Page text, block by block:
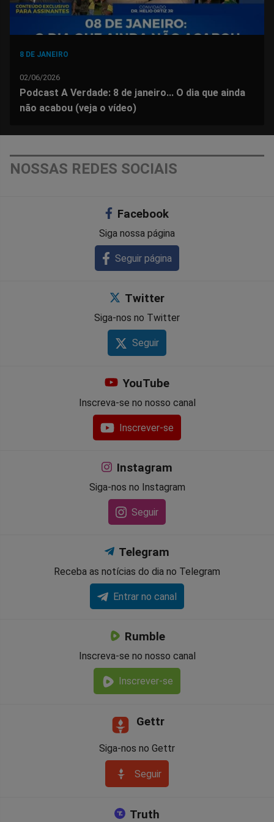
8 DE JANEIRO
02/06/2026
Podcast A Verdade: 8 de janeiro... O dia que ainda
não acabou (veja o vídeo)
NOSSAS REDES SOCIAIS
Facebook
Siga nossa página
Seguir página
Twitter
Siga-nos no Twitter
Seguir
YouTube
Inscreva-se no nosso canal
Inscrever-se
Instagram
Siga-nos no Instagram
Seguir
Telegram
Receba as notícias do dia no Telegram
Entrar no canal
Rumble
Inscreva-se no nosso canal
Inscrever-se
Gettr
Siga-nos no Gettr
Seguir
Truth